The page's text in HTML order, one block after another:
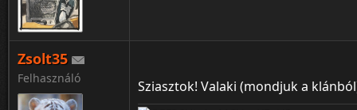
Zsolt35
Felhasználó Sziasztok! Valaki (mondjuk a